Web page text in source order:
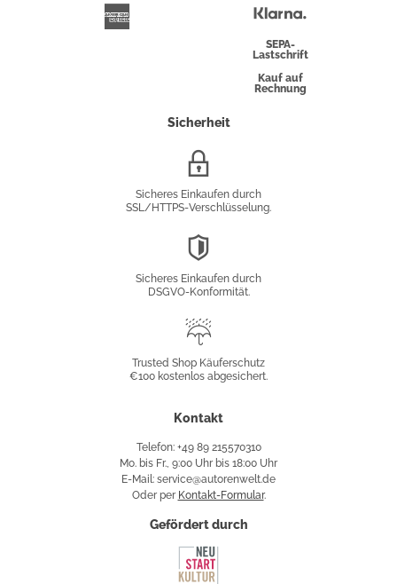
Überweisung
SEPA-
Lastschrift
Kauf auf
Rechnung
Sicherheit
Sicheres Einkaufen durch
SSL/HTTPS-Verschlüsselung.
Sicheres Einkaufen durch
DSGVO-Konformität.
Käuferschutz
Trusted Shop Käuferschutz
€100 kostenlos abgesichert.
Kontakt
Telefon: +49 89 215570310
Mo. bis Fr., 9:00 Uhr bis 18:00 Uhr
E-Mail: service@autorenwelt.de
Oder per Kontakt-Formular.
Gefördert durch